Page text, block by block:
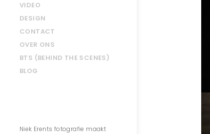
VIDEO
DESIGN
CONTACT
OVER ONS
BTS (BEHIND THE SCENES)
BLOG
Niek Erents fotografie maakt